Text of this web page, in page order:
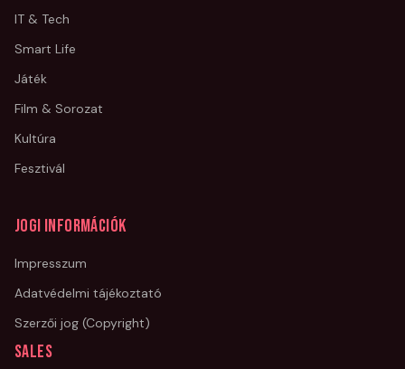
IT & Tech
Smart Life
Játék
Film & Sorozat
Kultúra
Fesztivál
Jogi információk
Impresszum
Adatvédelmi tájékoztató
Szerzői jog (Copyright)
Sales